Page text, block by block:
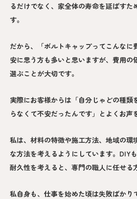
るだけでなく、家全体の寿命を延ばすた
す。
だから、「ボルトキャップってこんなに
安に思う方も多いと思いますが、費用の
選ぶことが大切です。
実際にお客様からは「自分じゃどの種類
らなくて不安だったんです」とよくお声
私は、材料の特徴や施工方法、地域の環
な方法を考えるようにしています。DIY
耐久性を考えると、専門の職人に任せる
私自身も、仕事を始めた頃は失敗ばかり